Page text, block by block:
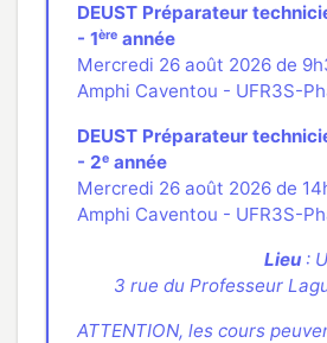
DEUST Préparateur
- 1ère année
Mercredi 26 août 2026 de
Amphi Caventou - UFR3S-
DEUST Préparateur
- 2e année
Mercredi 26 août 2026 de
Amphi Caventou - UFR3S-
Lieu :
3 rue du Professeur
ATTENTION, les cours